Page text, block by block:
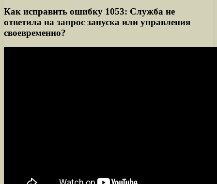
Как исправить ошибку 1053: Служба не
ответила на запрос запуска или управления
своевременно?